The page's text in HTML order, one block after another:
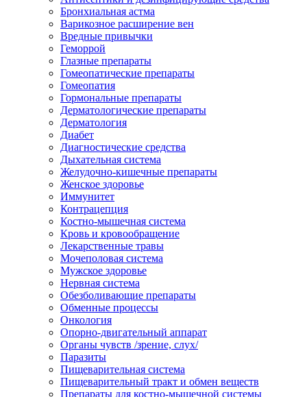
Бронхиальная астма
Варикозное расширение вен
Вредные привычки
Геморрой
Глазные препараты
Гомеопатические препараты
Гомеопатия
Гормональные препараты
Дерматологические препараты
Дерматология
Диабет
Диагностические средства
Дыхательная система
Желудочно-кишечные препараты
Женское здоровье
Иммунитет
Контрацепция
Костно-мышечная система
Кровь и кровообращение
Лекарственные травы
Мочеполовая система
Мужское здоровье
Нервная система
Обезболивающие препараты
Обменные процессы
Онкология
Опорно-двигательный аппарат
Органы чувств /зрение, слух/
Паразиты
Пищеварительная система
Пищеварительный тракт и обмен веществ
Препараты для костно-мышечной системы